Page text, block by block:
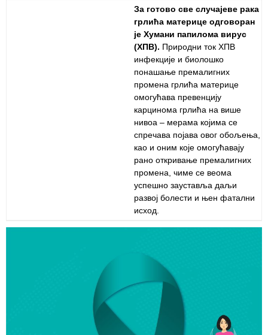
За готово све случајеве рака
грлића материце одговоран
је Хумани папилома вирус
(ХПВ). Природни ток ХПВ
инфекције и биолошко
понашање премалигних
промена грлића материце
омогућава превенцију
карцинома грлића на више
нивоа – мерама којима се
спречава појава овог обољења,
као и оним које омогућавају
рано откривање премалигних
промена, чиме се веома
успешно зауставља даљи
развој болести и њен фатални
исход.